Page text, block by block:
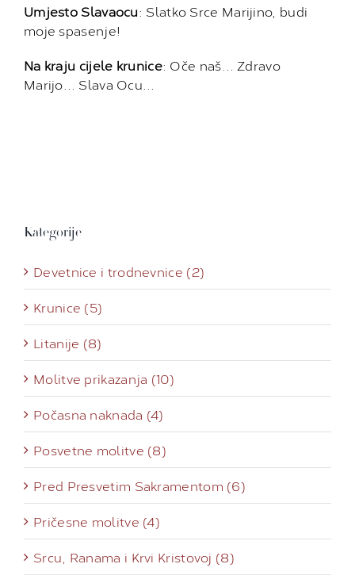
Umjesto Slavaocu: Slatko Srce Marijino, budi
moje spasenje!
Na kraju cijele krunice: Oče naš… Zdravo
Marijo… Slava Ocu…
Kategorije
Devetnice i trodnevnice (2)
Krunice (5)
Litanije (8)
Molitve prikazanja (10)
Počasna naknada (4)
Posvetne molitve (8)
Pred Presvetim Sakramentom (6)
Pričesne molitve (4)
Srcu, Ranama i Krvi Kristovoj (8)